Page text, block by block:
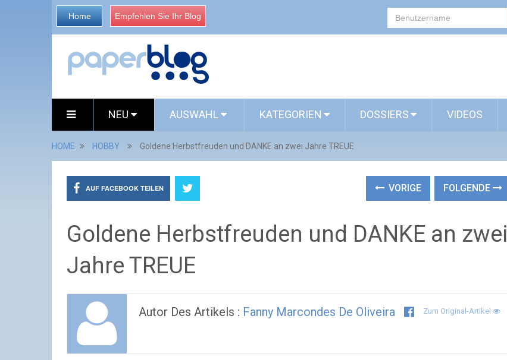
Home Empfehlen Sie Ihr Blog
NEU AUSWAHL KATEGORIEN DOSSIERS VIDEOS
HOME HOBBY Goldene Herbstfreuden und DANKE an zwei Jahre TREUE
AUF FACEBOOK TEILEN VORIGE FOLGENDE
Goldene Herbstfreuden und DANKE an zwei
Jahre TREUE
Autor Des Artikels : Fanny Marcondes De Oliveira Zum Original-Artikel